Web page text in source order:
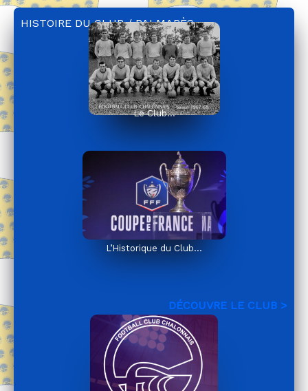
HISTOIRE DU CLUB / PALMARÈS
Le Club…
L’Historique du Club…
DÉCOUVRE LE CLUB >